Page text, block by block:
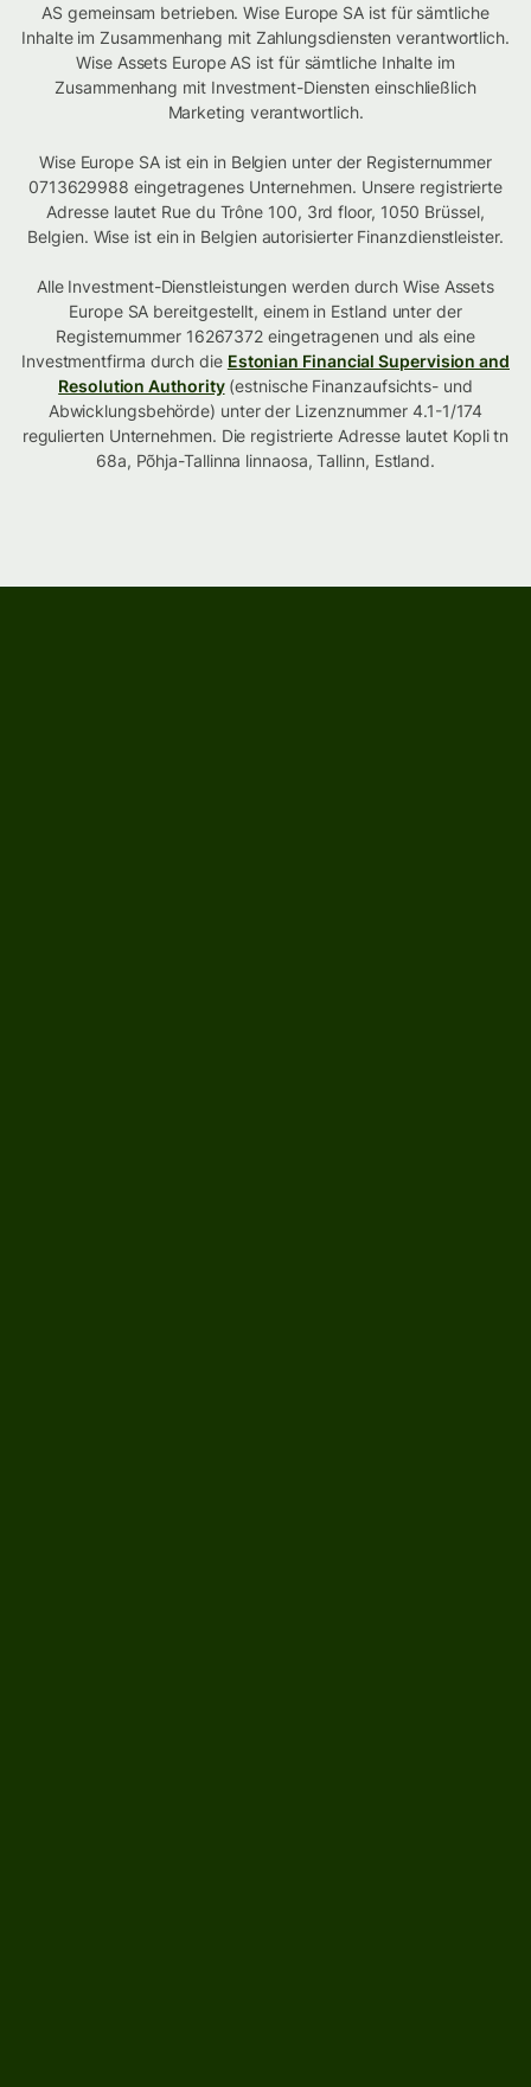
AS gemeinsam betrieben. Wise Europe SA ist für sämtliche
Inhalte im Zusammenhang mit Zahlungsdiensten verantwortlich.
Wise Assets Europe AS ist für sämtliche Inhalte im
Zusammenhang mit Investment-Diensten einschließlich
Marketing verantwortlich.
Wise Europe SA ist ein in Belgien unter der Registernummer
0713629988 eingetragenes Unternehmen. Unsere registrierte
Adresse lautet Rue du Trône 100, 3rd floor, 1050 Brüssel,
Belgien. Wise ist ein in Belgien autorisierter Finanzdienstleister.
Alle Investment-Dienstleistungen werden durch Wise Assets
Europe SA bereitgestellt, einem in Estland unter der
Registernummer 16267372 eingetragenen und als eine
Investmentfirma durch die Estonian Financial Supervision and
Resolution Authority(estnische Finanzaufsichts- und
Abwicklungsbehörde) unter der Lizenznummer 4.1-1/174
regulierten Unternehmen. Die registrierte Adresse lautet Kopli tn
68a, Põhja-Tallinna linnaosa, Tallinn, Estland.